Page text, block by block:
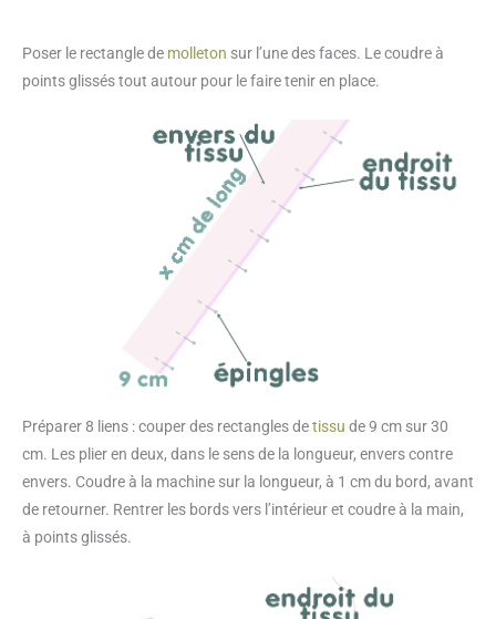
Poser le rectangle de molleton sur l’une des faces. Le coudre à
points glissés tout autour pour le faire tenir en place.
Préparer 8 liens : couper des rectangles detissu de 9 cm sur 30
cm. Les plier en deux, dans le sens de la longueur, envers contre
envers. Coudre à la machine sur la longueur, à 1 cm du bord, avant
de retourner. Rentrer les bords vers l’intérieur et coudre à la main,
à points glissés.